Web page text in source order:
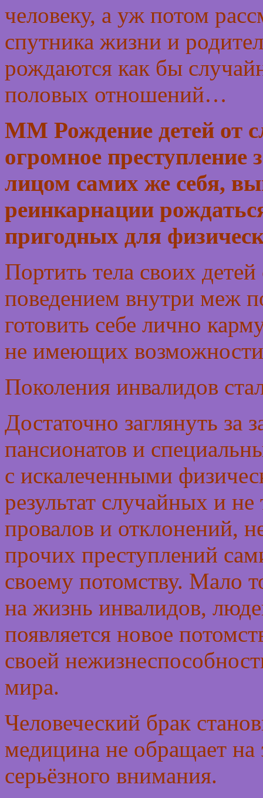
человеку, а уж потом
спутника жизни и
рождаются как бы
половых отношений…
ММ Рождение детей от
огромное преступление
лицом самих же себя,
реинкарнации
пригодных для
Портить тела своих
поведением внутри меж
готовить себе лично
не имеющих возможности
Поколения инвалидов
Достаточно заглянуть за
пансионатов и
с искалеченными
результат случайных и не
провалов и отклонений,
прочих преступлений
своему потомству. Мало
на жизнь инвалидов,
появляется новое
своей
мира.
Человеческий брак
медицина не обращает на
серьёзного внимания.